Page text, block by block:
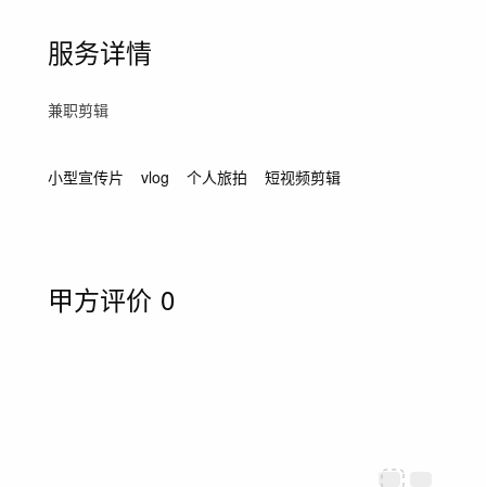
服务详情
兼职剪辑
小型宣传片 vlog 个人旅拍 短视频剪辑
甲方评价 0